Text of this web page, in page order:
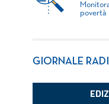
povertà
GIORNALE